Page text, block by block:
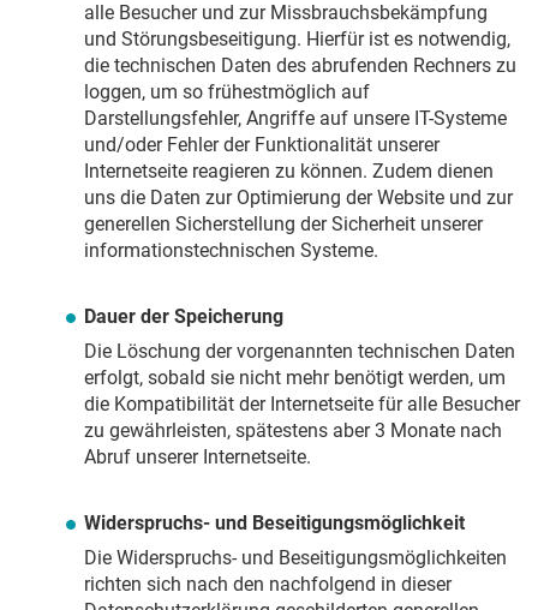
alle Besucher und zur Missbrauchsbekämpfung
und Störungsbeseitigung. Hierfür ist es notwendig,
die technischen Daten des abrufenden Rechners zu
loggen, um so frühestmöglich auf
Darstellungsfehler, Angriffe auf unsere IT-Systeme
und/oder Fehler der Funktionalität unserer
Internetseite reagieren zu können. Zudem dienen
uns die Daten zur Optimierung der Website und zur
generellen Sicherstellung der Sicherheit unserer
informationstechnischen Systeme.
Dauer der Speicherung
Die Löschung der vorgenannten technischen Daten
erfolgt, sobald sie nicht mehr benötigt werden, um
die Kompatibilität der Internetseite für alle Besucher
zu gewährleisten, spätestens aber 3 Monate nach
Abruf unserer Internetseite.
Widerspruchs- und Beseitigungsmöglichkeit
Die Widerspruchs- und Beseitigungsmöglichkeiten
richten sich nach den nachfolgend in dieser